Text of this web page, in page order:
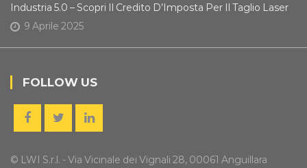
Industria 5.0 – Scopri Il Credito D’Imposta Per Il Taglio Laser
9 Aprile 2025
FOLLOW US
© LWI S.r.l. - Via Vicinale dei Vignali 28, 00061 Anguillara